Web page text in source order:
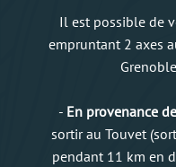
Il est possible de
empruntant 2 axes
- En provenance
sortir au Touvet
pendant 11 km en